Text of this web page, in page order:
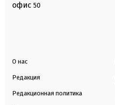
офис 50
О нас
Редакция
Редакционная политика